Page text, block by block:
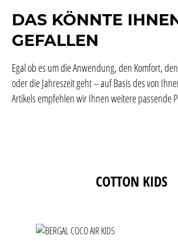
DAS KÖNNTE
GEFALLEN
Egal ob es um die Anwendung, den Komfort,
oder die Jahreszeit geht – auf Basis des von
Artikels empfehlen wir Ihnen weitere passende
Produktgalerie überspringenCOTTON KIDS